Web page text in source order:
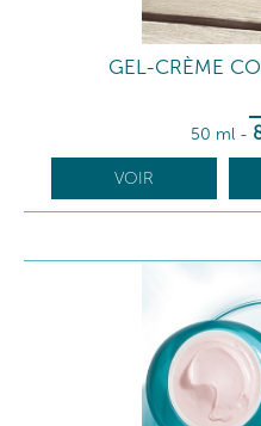
GEL-CRÈME
50 ml -
VOIR